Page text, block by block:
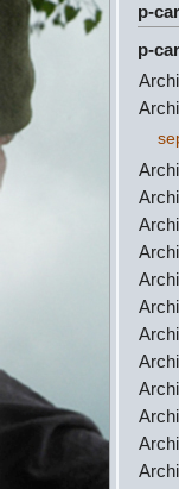
p-
p-